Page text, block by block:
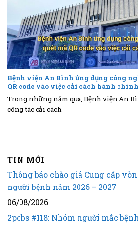
Bệnh viện An Bình ứng dụng công
QR code vào việc cải cách hành
Thương Chỉnh Hình
Trong những năm qua, Bệnh viện An
công tác cải cách
TIN MỚI
Thông báo chào giá Cung cấp
người bệnh năm 2026 – 2027
06/08/2026
2pcbs #118: Nhóm người mắc